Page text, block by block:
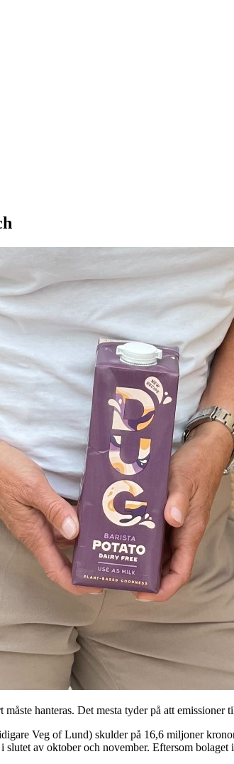
hanteras. Det mesta tyder på att
Veg of Lund) skulder på 16,6 miljoner
av oktober och november. Eftersom